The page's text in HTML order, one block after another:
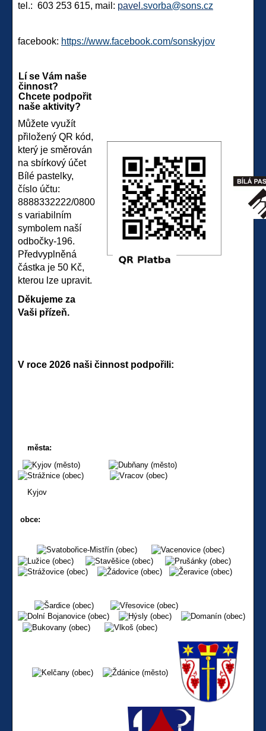
tel.: 603 253 615, mail: pavel.svorba@sons.cz
facebook: https://www.facebook.com/sonskyjov
Lí se Vám naše
činnost?
Chcete podpořit
naše aktivity?
Můžete využít
přiložený QR kód,
který je směrován
na sbírkový účet
Bílé pastelky,
číslo účtu:
8888332222/0800
s variabilním
symbolem naší
odbočky-196.
Předvyplněná
částka je 50 Kč,
kterou lze upravit.
Děkujeme za
Vaši přízeň.
V roce 2026 naši činnost podpořili:
města:
Kyjov
obce: